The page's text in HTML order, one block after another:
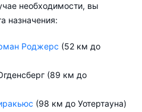
необходимости, вы
назначения:
Роджерс (52 км до
(98 км до Уотертауна)